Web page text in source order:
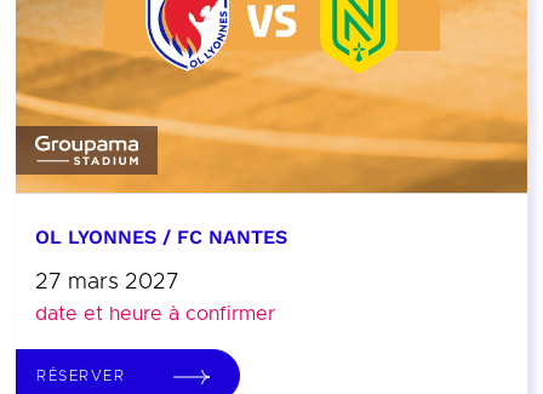
OL LYONNES / FC NANTES
27 mars 2027
date et heure à confirmer
RÉSERVER